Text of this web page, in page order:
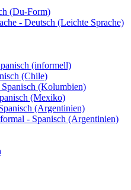
(Du-Form)
- Deutsch (Leichte Sprache)
(informell)
(Chile)
(Kolumbien)
(Mexiko)
(Argentinien)
- Spanisch (Argentinien)